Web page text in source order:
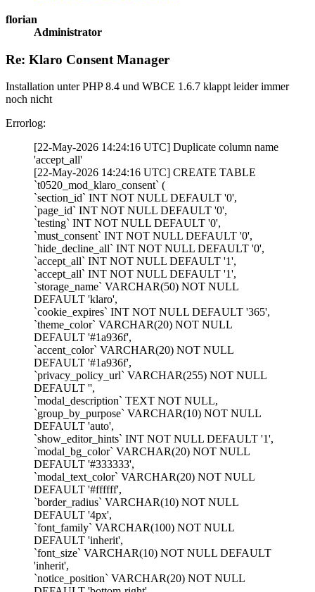
florian
Administrator
Re: Klaro Consent Manager
Installation unter PHP 8.4 und WBCE 1.6.7 klappt leider immer
noch nicht
Errorlog:
[22-May-2026 14:24:16 UTC] Duplicate column name
'accept_all'
[22-May-2026 14:24:16 UTC] CREATE TABLE
`t0520_mod_klaro_consent` (
`section_id` INT NOT NULL DEFAULT '0',
`page_id` INT NOT NULL DEFAULT '0',
`testing` INT NOT NULL DEFAULT '0',
`must_consent` INT NOT NULL DEFAULT '0',
`hide_decline_all` INT NOT NULL DEFAULT '0',
`accept_all` INT NOT NULL DEFAULT '1',
`accept_all` INT NOT NULL DEFAULT '1',
`storage_name` VARCHAR(50) NOT NULL
DEFAULT 'klaro',
`cookie_expires` INT NOT NULL DEFAULT '365',
`theme_color` VARCHAR(20) NOT NULL
DEFAULT '#1a936f',
`accent_color` VARCHAR(20) NOT NULL
DEFAULT '#1a936f',
`privacy_policy_url` VARCHAR(255) NOT NULL
DEFAULT '',
`modal_description` TEXT NOT NULL,
`group_by_purpose` VARCHAR(10) NOT NULL
DEFAULT 'auto',
`show_editor_hints` INT NOT NULL DEFAULT '1',
`modal_bg_color` VARCHAR(20) NOT NULL
DEFAULT '#333333',
`modal_text_color` VARCHAR(20) NOT NULL
DEFAULT '#ffffff',
`border_radius` VARCHAR(10) NOT NULL
DEFAULT '4px',
`font_family` VARCHAR(100) NOT NULL
DEFAULT 'inherit',
`font_size` VARCHAR(10) NOT NULL DEFAULT
'inherit',
`notice_position` VARCHAR(20) NOT NULL